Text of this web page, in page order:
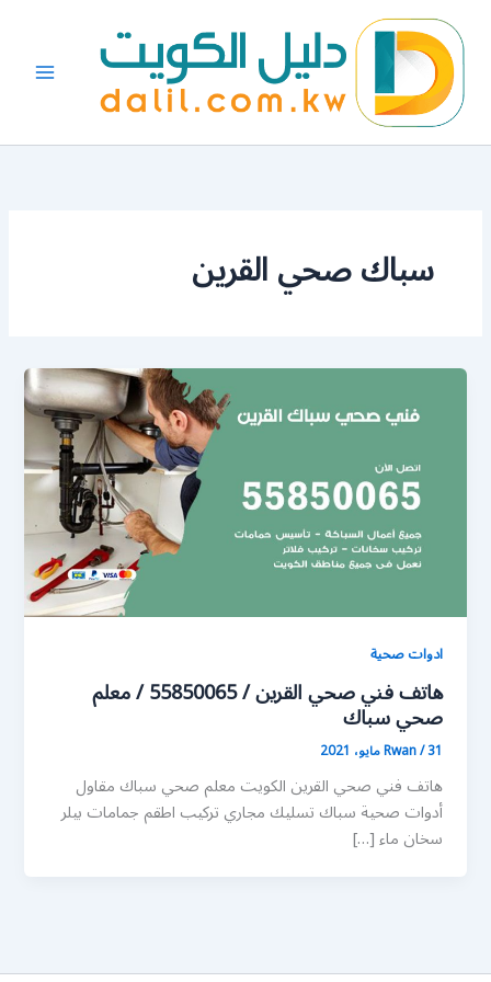
المحتوى
سباك صحي القرين
ادوات صحية
هاتف فني صحي القرين / 55850065 / معلم
صحي سباك
Rwan/31 مايو، 2021
هاتف فني صحي القرين الكويت معلم صحي سباك مقاول
أدوات صحية سباك تسليك مجاري تركيب اطقم جمامات بيلر
سخان ماء […]